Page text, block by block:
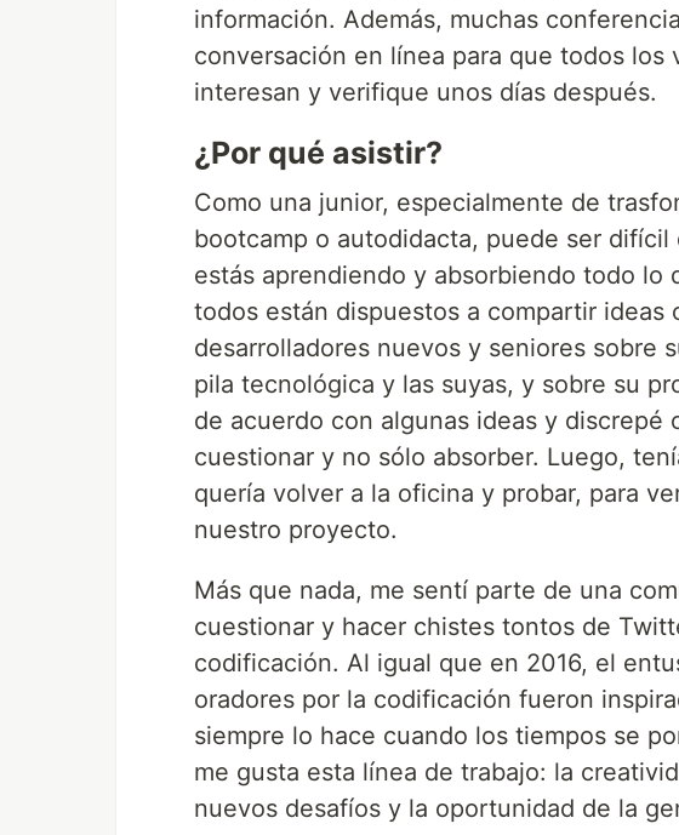
información. Además, muchas
conversación en línea para que todos los
interesan y verifique unos días después.
¿Por qué asistir?
Como una junior, especialmente de
bootcamp o autodidacta, puede ser
estás aprendiendo y absorbiendo todo lo
todos están dispuestos a compartir ideas
desarrolladores nuevos y seniores sobre
pila tecnológica y las suyas, y sobre su
de acuerdo con algunas ideas y discrepé
cuestionar y no sólo absorber. Luego,
quería volver a la oficina y probar, para
nuestro proyecto.
Más que nada, me sentí parte de una
cuestionar y hacer chistes tontos de
codificación. Al igual que en 2016, el
oradores por la codificación fueron
siempre lo hace cuando los tiempos se
me gusta esta línea de trabajo: la
nuevos desafíos y la oportunidad de la